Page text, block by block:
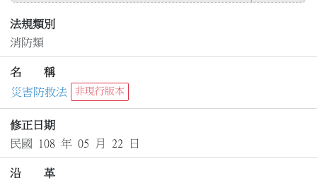
法規類別
消防類
名 稱
災害防救法
非現行版本
修正日期
民國 108 年 05 月 22 日
沿 革